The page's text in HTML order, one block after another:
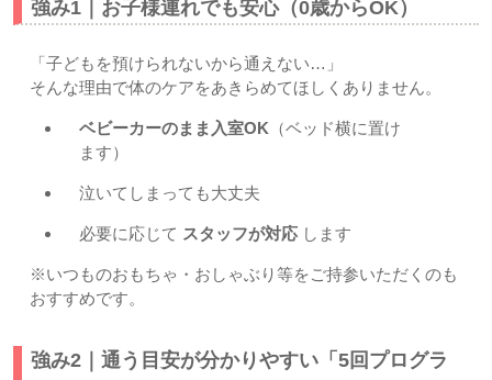
強み1｜お子様連れでも安心（0歳からOK）
「子どもを預けられないから通えない…」
そんな理由で体のケアをあきらめてほしくありません。
ベビーカーのまま入室OK （ベッド横に置け
ます）
泣いてしまっても大丈夫
必要に応じて スタッフが対応 します
※いつものおもちゃ・おしゃぶり等をご持参いただくのも
おすすめです。
強み2｜通う目安が分かりやすい「5回プログラ